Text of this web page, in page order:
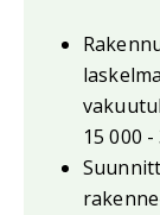
15 000